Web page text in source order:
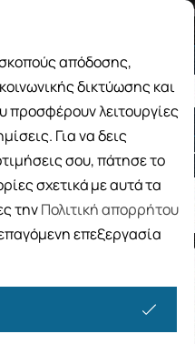
Παραλαβή από το
Αναζήτηση
ΚΑΙ ΠΑΙΔΙ ΑΘΛΗΤΕΣ
Αρχική
απόδοσης,
δικτύωσης και
προσφέρουν λειτουργίες
Για να δεις
σου, πάτησε το
σχετικά με αυτά τα
τηνΠολιτική απορρήτου
επεξεργασία